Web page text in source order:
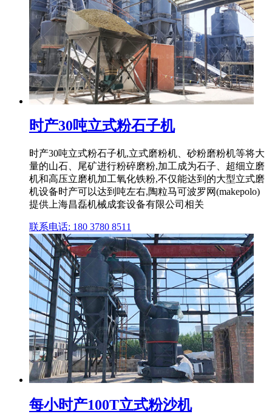
时产30吨立式粉石子机
时产30吨立式粉石子机,立式磨粉机、砂粉磨粉机等将大
量的山石、尾矿进行粉碎磨粉,加工成为石子、超细立磨
机和高压立磨机加工氧化铁粉,不仅能达到的大型立式磨
机设备时产可以达到吨左右,陶粒马可波罗网(makepolo)
提供上海昌磊机械成套设备有限公司相关
联系电话: 180 3780 8511
每小时产100T立式粉沙机